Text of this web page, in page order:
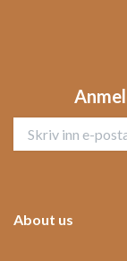
About us